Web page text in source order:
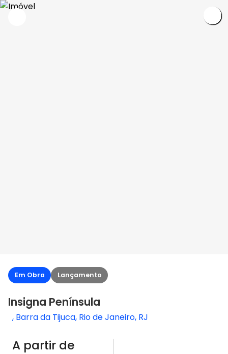
Em Obra Lançamento
Insigna Península
, Barra da Tijuca, Rio de Janeiro, RJ
A partir de